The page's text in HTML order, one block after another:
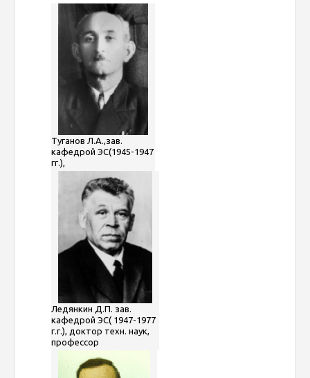
Туганов Л.А.,зав.
кафедрой ЭС(1945-1947
гг.),
Ледянкин Д.П. зав.
кафедрой ЭС( 1947-1977
г.г.), доктор техн. наук,
профессор